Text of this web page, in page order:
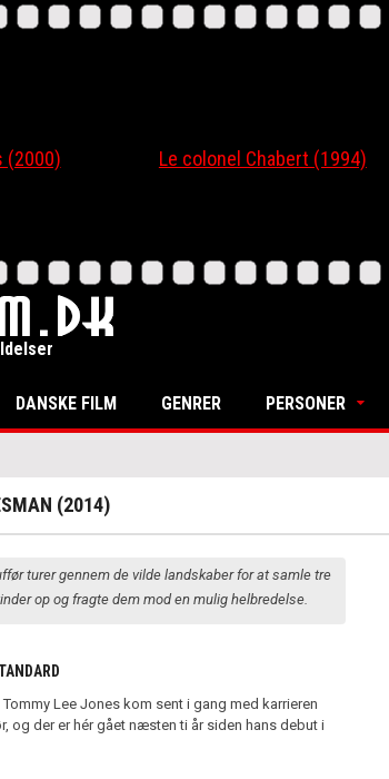
Le colonel Chabert (1994)
DANSKE FILM GENRER PERSONER
(2014)
turer gennem de vilde landskaber for at samle tre
op og fragte dem mod en mulig helbredelse.
Lee Jones kom sent i gang med karrieren
og der er hér gået næsten ti år siden hans debut i